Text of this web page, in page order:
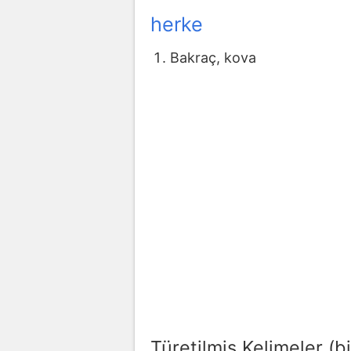
herke
Bakraç, kova